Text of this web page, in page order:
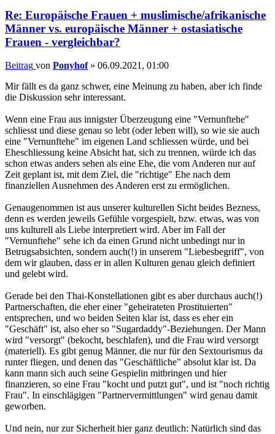
Re: Europäische Frauen + muslimische/afrikanische
Männer vs. europäische Männer + ostasiatische
Frauen - vergleichbar?
Beitrag von Ponyhof» 06.09.2021, 01:00
Mir fällt es da ganz schwer, eine Meinung zu haben, aber ich finde
die Diskussion sehr interessant.
Wenn eine Frau aus innigster Überzeugung eine "Vernunftehe"
schliesst und diese genau so lebt (oder leben will), so wie sie auch
eine "Vernunftehe" im eigenen Land schliessen würde, und bei
Eheschliessung keine Absicht hat, sich zu trennen, würde ich das
schon etwas anders sehen als eine Ehe, die vom Anderen nur auf
Zeit geplant ist, mit dem Ziel, die "richtige" Ehe nach dem
finanziellen Ausnehmen des Anderen erst zu ermöglichen.
Genaugenommen ist aus unserer kulturellen Sicht beides Bezness,
denn es werden jeweils Gefühle vorgespielt, bzw. etwas, was von
uns kulturell als Liebe interpretiert wird. Aber im Fall der
"Vernunftehe" sehe ich da einen Grund nicht unbedingt nur in
Betrugsabsichten, sondern auch(!) in unserem "Liebesbegriff", von
dem wir glauben, dass er in allen Kulturen genau gleich definiert
und gelebt wird.
Gerade bei den Thai-Konstellationen gibt es aber durchaus auch(!)
Partnerschaften, die eher einer "geheirateten Prostituierten"
entsprechen, und wo beiden Seiten klar ist, dass es eher ein
"Geschäft" ist, also eher so "Sugardaddy"-Beziehungen. Der Mann
wird "versorgt" (bekocht, beschlafen), und die Frau wird versorgt
(materiell). Es gibt genug Männer, die nur für den Sextourismus da
runter fliegen, und denen das "Geschäftliche" absolut klar ist. Da
kann mann sich auch seine Gespielin mitbringen und hier
finanzieren, so eine Frau "kocht und putzt gut", und ist "noch richtig
Frau". In einschlägigen "Partnervermittlungen" wird genau damit
geworben.
Und nein, nur zur Sicherheit hier ganz deutlich: Natürlich sind das